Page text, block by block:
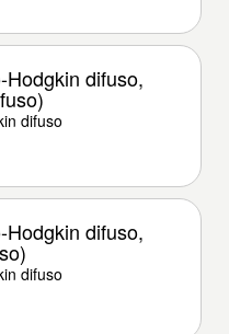
difuso,
difuso
difuso,
difuso